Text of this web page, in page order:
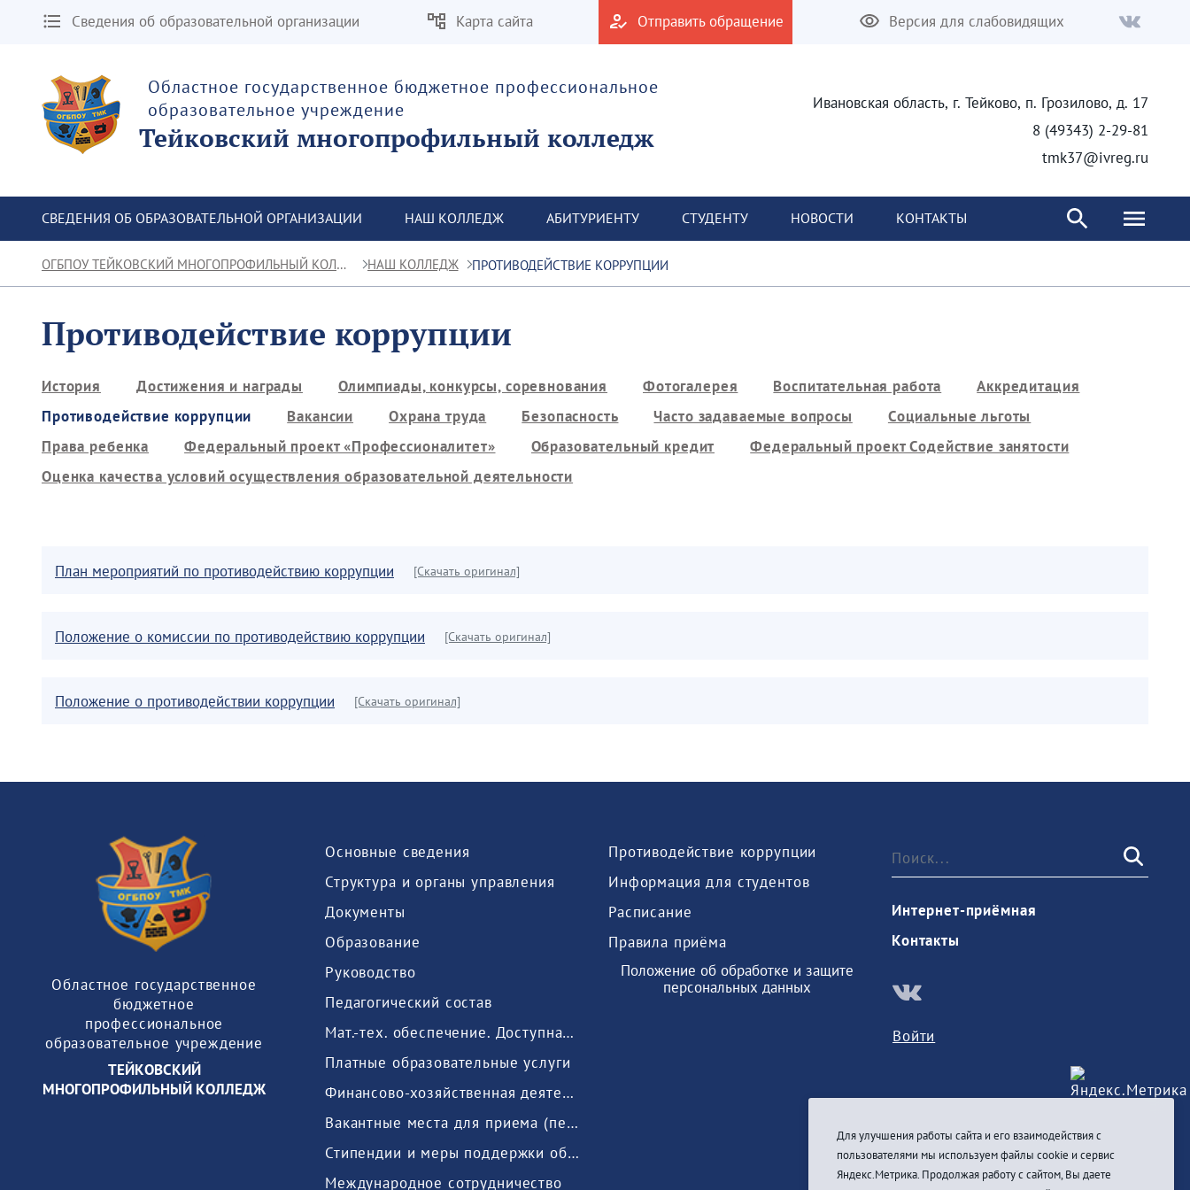
Сведения об образовательной организации Карта сайта Отправить обращение Версия для слабовидящих
Областное государственное бюджетное профессиональное
образовательное учреждение
Тейковский многопрофильный колледж
Ивановская область, г. Тейково, п. Грозилово, д. 17
8 (49343) 2-29-81
tmk37@ivreg.ru
СВЕДЕНИЯ ОБ ОБРАЗОВАТЕЛЬНОЙ ОРГАНИЗАЦИИ НАШ КОЛЛЕДЖ АБИТУРИЕНТУ СТУДЕНТУ НОВОСТИ КОНТАКТЫ
ОГБПОУ ТЕЙКОВСКИЙ МНОГОПРОФИЛЬНЫЙ КОЛЛЕДЖ НАШ КОЛЛЕДЖ ПРОТИВОДЕЙСТВИЕ КОРРУПЦИИ
Противодействие коррупции
История Достижения и награды Олимпиады, конкурсы, соревнования Фотогалерея Воспитательная работа
Аккредитация
Противодействие коррупции
Вакансии Охрана труда Безопасность Часто задаваемые вопросы
Социальные льготы
Права ребенка
Федеральный проект «Профессионалитет» Образовательный кредит
Федеральный проект Содействие занятости
Оценка качества условий осуществления образовательной деятельности
План мероприятий по противодействию коррупции [Скачать оригинал]
Положение о комиссии по противодействию коррупции [Скачать оригинал]
Положение о противодействии коррупции [Скачать оригинал]
Областное государственное
бюджетное
профессиональное
образовательное учреждение
ТЕЙКОВСКИЙ
МНОГОПРОФИЛЬНЫЙ КОЛЛЕДЖ
Основные сведения
Структура и органы управления
Документы
Образование
Руководство
Педагогический состав
Мат.-тех. обеспечение. Доступная среда
Платные образовательные услуги
Финансово-хозяйственная деятельность
Вакантные места для приема (перевода) обучающихся
Стипендии и меры поддержки обучающихся
Международное сотрудничество
Противодействие коррупции
Информация для студентов
Расписание
Правила приёма
Положение об обработке и защите
персональных данных
Интернет-приёмная
Контакты
Войти
Для улучшения работы сайта и его взаимодействия с
пользователями мы используем файлы cookie и сервис
Яндекс.Метрика. Продолжая работу с сайтом, Вы даете